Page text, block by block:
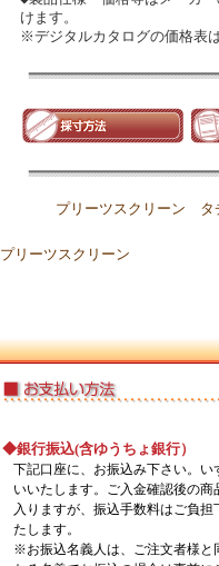
けます。
※デジタルカタログの価格表
プリーツスクリーン
プリーツスクリーン
◆銀行振込(含ゆうちょ銀行）
下記口座に、お振込み下さい。
いいたします。ご入金確認後の
入りますが、振込手数料はご負
たします。
※お振込名義人は、ご注文者様と